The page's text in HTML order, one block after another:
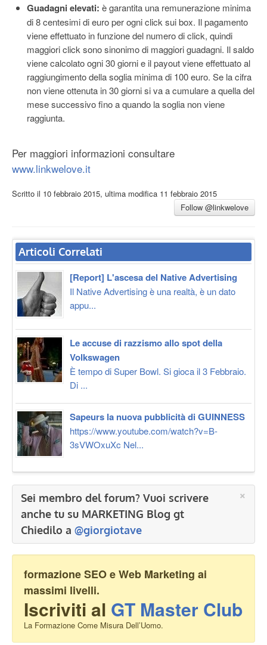
Guadagni elevati: è garantita una remunerazione minima
di 8 centesimi di euro per ogni click sui box. Il pagamento
viene effettuato in funzione del numero di click, quindi
maggiori click sono sinonimo di maggiori guadagni. Il saldo
viene calcolato ogni 30 giorni e il payout viene effettuato al
raggiungimento della soglia minima di 100 euro. Se la cifra
non viene ottenuta in 30 giorni si va a cumulare a quella del
mese successivo fino a quando la soglia non viene
raggiunta.
Per maggiori informazioni consultare
www.linkwelove.it
Scritto il 10 febbraio 2015, ultima modifica 11 febbraio 2015
Follow @linkwelove
Articoli Correlati
[Report] L'ascesa del Native Advertising
Il Native Advertising è una realtà, è un dato
appu...
Le accuse di razzismo allo spot della
Volkswagen
È tempo di Super Bowl. Si gioca il 3 Febbraio.
Di ...
Sapeurs la nuova pubblicità di GUINNESS
https://www.youtube.com/watch?v=B-
3sVWOxuXc Nel...
×
Sei membro del forum? Vuoi scrivere
anche tu su MARKETING Blog gt
Chiedilo a @giorgiotave
formazione SEO e Web Marketing ai
massimi livelli.
Iscriviti al GT Master Club
La Formazione Come Misura Dell’Uomo.